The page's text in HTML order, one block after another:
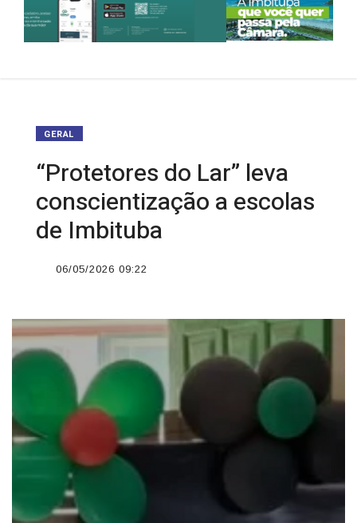
GERAL
“Protetores do Lar” leva
conscientização a escolas
de Imbituba
06/05/2026 09:22